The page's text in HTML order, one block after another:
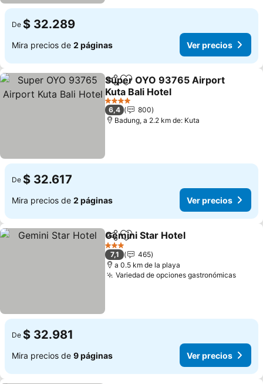
De $ 32.289
Mira precios de 2 páginas Ver precios
CompartirAgregar a favoritos
Super OYO 93765 Airport
Kuta Bali Hotel
4 Estrellas
6,4
800
Badung, a 2.2 km de: Kuta
De $ 32.617
Mira precios de 2 páginas Ver precios
CompartirAgregar a favoritos
Gemini Star Hotel
3 Estrellas
7,1
465
a 0.5 km de la playa
Variedad de opciones gastronómicas
De $ 32.981
Mira precios de 9 páginas Ver precios